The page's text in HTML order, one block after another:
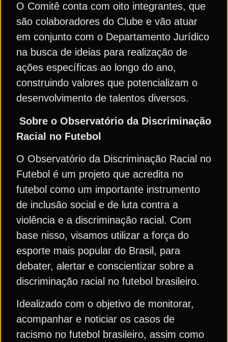
O Comitê conta com oito integrantes, que
são colaboradores do Clube e vão atuar
em conjunto com o Departamento Jurídico
na busca de ideias para realização de
ações específicas ao longo do ano,
construindo valores que potencializam o
desenvolvimento de talentos diversos.
Sobre o Observatório da Discriminação
Racial no Futebol
O Observatório da Discriminação Racial no
Futebol é um projeto que acredita no
futebol como um importante instrumento
de inclusão social e de luta contra a
violência e a discriminação racial. Com
base nisso, visamos utilizar a força do
esporte mais popular do Brasil, para
debater, alertar e conscientizar sobre a
discriminação racial no futebol brasileiro.
Idealizado com o objetivo de monitorar,
acompanhar e noticiar os casos de
racismo no futebol brasileiro, assim como